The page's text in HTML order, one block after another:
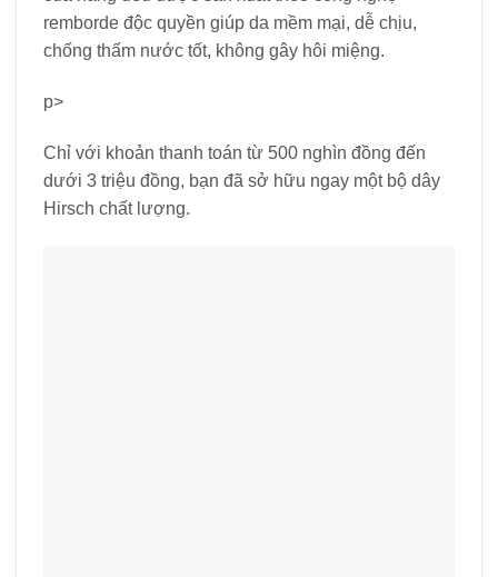
remborde độc ​​quyền giúp da mềm mại, dễ chịu,
chống thấm nước tốt, không gây hôi miệng.
p>
Chỉ với khoản thanh toán từ 500 nghìn đồng đến
dưới 3 triệu đồng, bạn đã sở hữu ngay một bộ dây
Hirsch chất lượng.